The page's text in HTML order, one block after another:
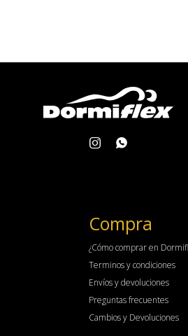
 
Compra
¿Cómo comprar en
Terminos y condiciones
Envíos y devoluciones
Preguntas frecuentes
Cambios y Devoluciones